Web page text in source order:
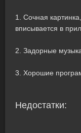
1. Сочная
вписывается в
2. Задорные
3. Хорошие
Недостатки: